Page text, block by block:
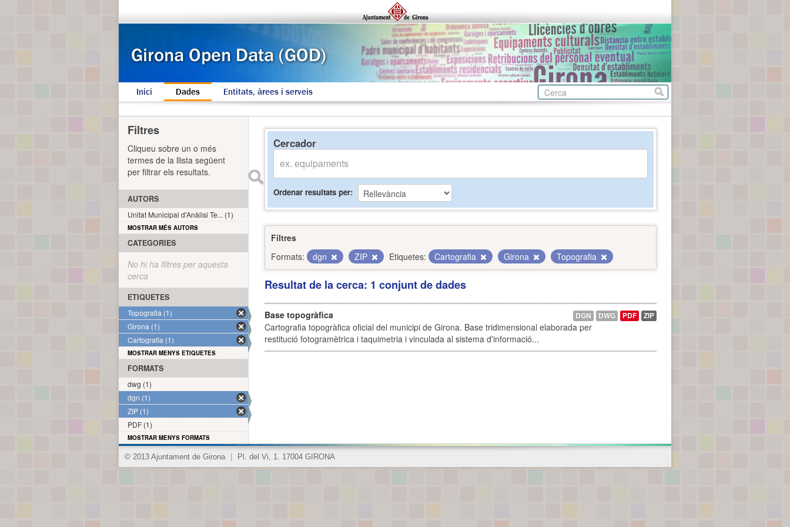
Inici Dades Entitats, àrees i serveis
Cercador
Ordenar resultats per
Filtres
Formats:
dgn ZIP Etiquetes: Cartografia Girona Topografia
Resultat de la cerca: 1 conjunt de dades
Base topogràfica
Cartografia topogràfica oficial del municipi de Girona. Base tridimensional elaborada per
restitució fotogramètrica i taquimetria i vinculada al sistema d'informació...
DGN DWG PDF ZIP
Filtres
Cliqueu sobre un o més
termes de la llista següent
per filtrar els resultats.
AUTORS
Unitat Municipal d'Anàlisi Te... (1)
MOSTRAR MÉS AUTORS
CATEGORIES
No hi ha filtres per aquesta
cerca
ETIQUETES
Topografia (1)
Girona (1)
Cartografia (1)
MOSTRAR MENYS ETIQUETES
FORMATS
dwg (1)
dgn (1)
ZIP (1)
PDF (1)
MOSTRAR MENYS FORMATS
© 2013 Ajuntament de Girona Pl. del Vi, 1. 17004 GIRONA